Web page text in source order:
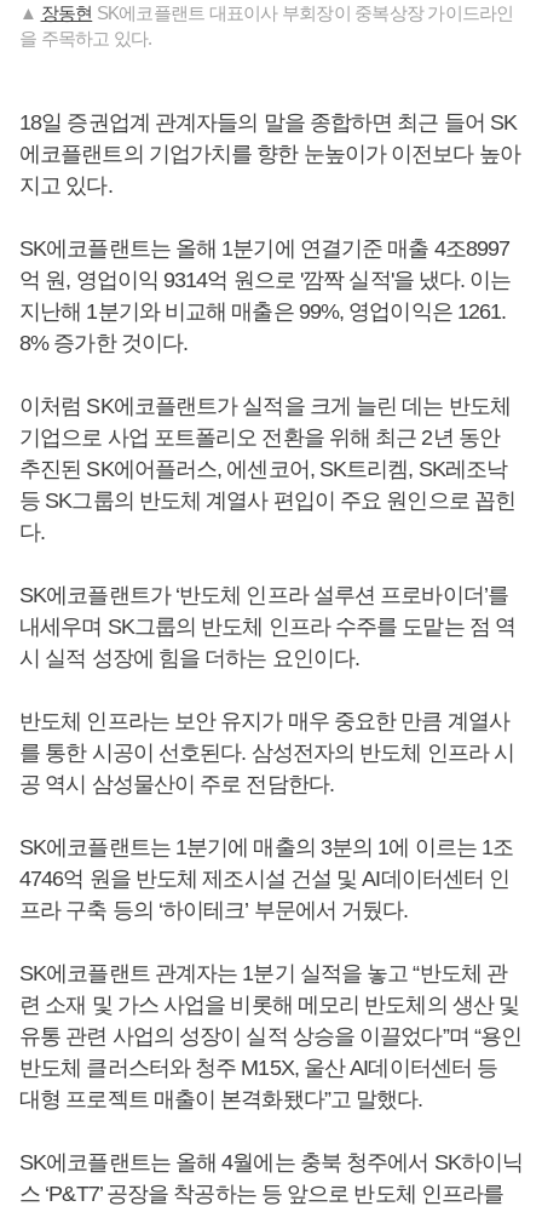
▲ 장동현 SK에코플랜트 대표이사 부회장이 중복상장 가이드라인
을 주목하고 있다.
18일 증권업계 관계자들의 말을 종합하면 최근 들어 SK
에코플랜트의 기업가치를 향한 눈높이가 이전보다 높아
지고 있다.
SK에코플랜트는 올해 1분기에 연결기준 매출 4조8997
억 원, 영업이익 9314억 원으로 '깜짝 실적'을 냈다. 이는
지난해 1분기와 비교해 매출은 99%, 영업이익은 1261.
8% 증가한 것이다.
이처럼 SK에코플랜트가 실적을 크게 늘린 데는 반도체
기업으로 사업 포트폴리오 전환을 위해 최근 2년 동안
추진된 SK에어플러스, 에센코어, SK트리켐, SK레조낙
등 SK그룹의 반도체 계열사 편입이 주요 원인으로 꼽힌
다.
SK에코플랜트가 ‘반도체 인프라 설루션 프로바이더’를
내세우며 SK그룹의 반도체 인프라 수주를 도맡는 점 역
시 실적 성장에 힘을 더하는 요인이다.
반도체 인프라는 보안 유지가 매우 중요한 만큼 계열사
를 통한 시공이 선호된다. 삼성전자의 반도체 인프라 시
공 역시 삼성물산이 주로 전담한다.
SK에코플랜트는 1분기에 매출의 3분의 1에 이르는 1조
4746억 원을 반도체 제조시설 건설 및 AI데이터센터 인
프라 구축 등의 ‘하이테크’ 부문에서 거뒀다.
SK에코플랜트 관계자는 1분기 실적을 놓고 “반도체 관
련 소재 및 가스 사업을 비롯해 메모리 반도체의 생산 및
유통 관련 사업의 성장이 실적 상승을 이끌었다”며 “용인
반도체 클러스터와 청주 M15X, 울산 AI데이터센터 등
대형 프로젝트 매출이 본격화됐다”고 말했다.
SK에코플랜트는 올해 4월에는 충북 청주에서 SK하이닉
스 ‘P&T7’ 공장을 착공하는 등 앞으로 반도체 인프라를